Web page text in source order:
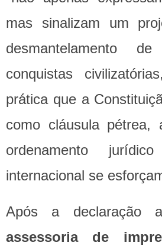
mas sinalizam um
desmantelamento
conquistas
prática que a
como cláusula
ordenamento
internacional se
Após a declaração
assessoria de